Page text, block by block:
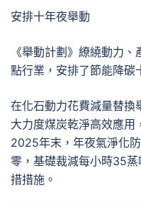
安排十年夜舉動
《舉動計劃》繚繞動力
點行業，安排了節能降碳
在化石動力花費減量替換
大力度煤炭乾淨高效應用
2025年末，年夜氣淨化
零，基礎裁減每小時35
措措施。